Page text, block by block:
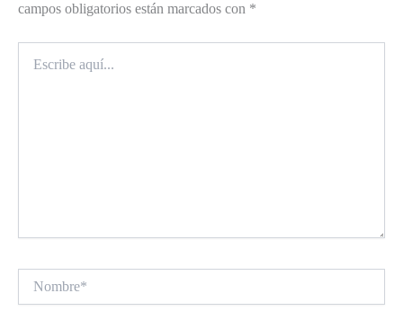
campos obligatorios están marcados con *
aquí...